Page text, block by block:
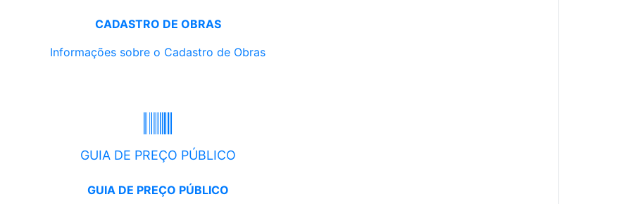
CADASTRO DE OBRAS
Informações sobre o Cadastro de Obras
GUIA DE PREÇO PÚBLICO
GUIA DE PREÇO PÚBLICO